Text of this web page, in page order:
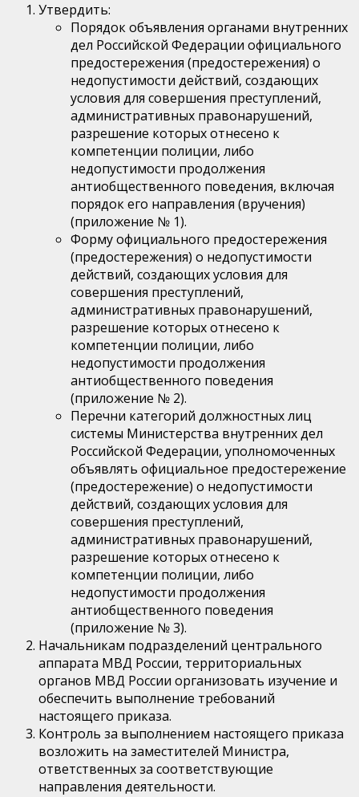
Утвердить:
Порядок объявления органами внутренних
дел Российской Федерации официального
предостережения (предостережения) о
недопустимости действий, создающих
условия для совершения преступлений,
административных правонарушений,
разрешение которых отнесено к
компетенции полиции, либо
недопустимости продолжения
антиобщественного поведения, включая
порядок его направления (вручения)
(приложение № 1).
Форму официального предостережения
(предостережения) о недопустимости
действий, создающих условия для
совершения преступлений,
административных правонарушений,
разрешение которых отнесено к
компетенции полиции, либо
недопустимости продолжения
антиобщественного поведения
(приложение № 2).
Перечни категорий должностных лиц
системы Министерства внутренних дел
Российской Федерации, уполномоченных
объявлять официальное предостережение
(предостережение) о недопустимости
действий, создающих условия для
совершения преступлений,
административных правонарушений,
разрешение которых отнесено к
компетенции полиции, либо
недопустимости продолжения
антиобщественного поведения
(приложение № 3).
Начальникам подразделений центрального
аппарата МВД России, территориальных
органов МВД России организовать изучение и
обеспечить выполнение требований
настоящего приказа.
Контроль за выполнением настоящего приказа
возложить на заместителей Министра,
ответственных за соответствующие
направления деятельности.